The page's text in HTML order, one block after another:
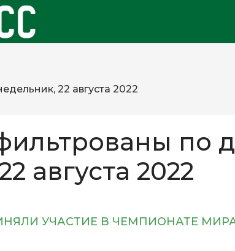
22 августа 2022
по
августа 2022
УЧАСТИЕ В ЧЕМПИОНАТЕ